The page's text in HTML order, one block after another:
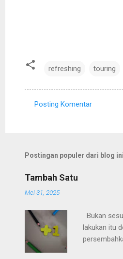
refreshing touring
e
t
a
r
Posting Komentar
Postingan populer dari blog ini
Tambah Satu
Mei 31, 2025
Bukan
lakukan itu